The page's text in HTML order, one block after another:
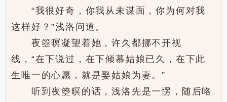
“我很好奇，你我从未谋面，你为何对我
这样好？”浅洛问道。
夜箜暝凝望着她，许久都挪不开视
线，“在下说过，在下倾慕姑娘已久，在下此
生唯一的心愿，就是娶姑娘为妻。”
听到夜箜暝的话，浅洛先是一愣，随后咯